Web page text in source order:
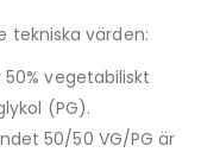
tekniska värden:
vegetabiliskt
(PG).
50/50 VG/PG är